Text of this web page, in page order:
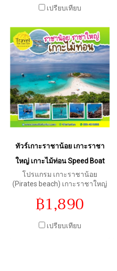
เปรียบเทียบ
ทัวร์เกาะราชาน้อย เกาะราชา
ใหญ่ เกาะไม้ท่อน Speed Boat
โปรแกรม เกาะราชาน้อย
(Pirates beach) เกาะราชาใหญ่
Speed Boat วันเดียวเที่ยว 3
เกาะ พร้อมกับกิจกรรมอื่น ๆ อีก
มากมาย
฿1,890
เปรียบเทียบ